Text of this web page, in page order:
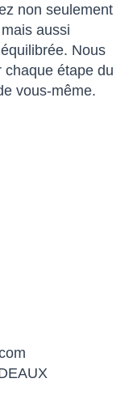
non seulement
aussi
Nous
étape du
vous-même.